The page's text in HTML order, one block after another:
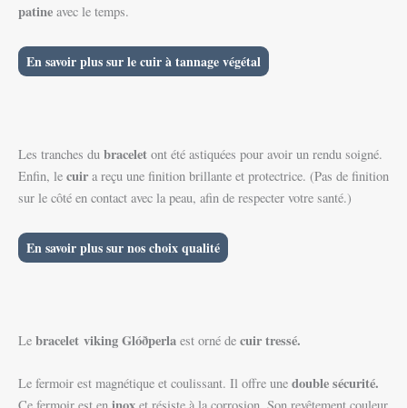
patine avec le temps.
En savoir plus sur le cuir à tannage végétal
Les tranches du bracelet ont été astiquées pour avoir un rendu soigné.
Enfin, le cuir a reçu une finition brillante et protectrice. (Pas de finition
sur le côté en contact avec la peau, afin de respecter votre santé.)
En savoir plus sur nos choix qualité
Le bracelet viking Glóðperla est orné de cuir tressé.
Le fermoir est magnétique et coulissant. Il offre une double sécurité.